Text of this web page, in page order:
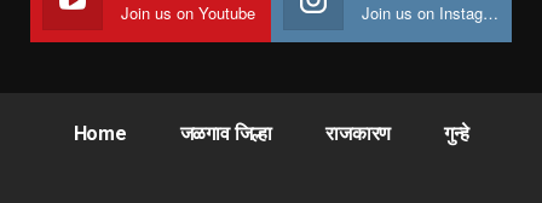
Join us on Youtube Join us on Instagram
Home जळगाव जिल्हा राजकारण गुन्हे